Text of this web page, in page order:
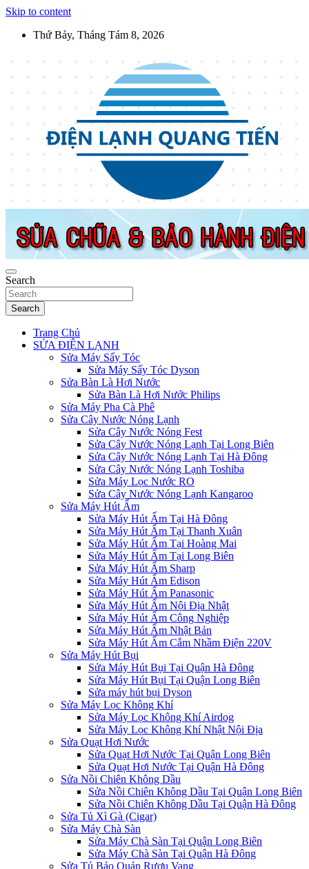
Skip to content
Thứ Bảy, Tháng Tám 8, 2026
Điện Lạnh Quang Tiến
Sửa chữa thiết bị điện lạnh, điện dân dụng, thiết bị nhà bếp tại Hà
Nội
Search
Search
Trang Chủ
SỬA ĐIỆN LẠNH
Sửa Máy Sấy Tóc
Sửa Máy Sấy Tóc Dyson
Sửa Bàn Là Hơi Nước
Sửa Bàn Là Hơi Nước Philips
Sửa Máy Pha Cà Phê
Sửa Cây Nước Nóng Lạnh
Sửa Cây Nước Nóng Fest
Sửa Cây Nước Nóng Lạnh Tại Long Biên
Sửa Cây Nước Nóng Lạnh Tại Hà Đông
Sửa Cây Nước Nóng Lạnh Toshiba
Sửa Máy Lọc Nước RO
Sửa Cây Nước Nóng Lạnh Kangaroo
Sửa Máy Hút Ẩm
Sửa Máy Hút Ẩm Tại Hà Đông
Sửa Máy Hút Ẩm Tại Thanh Xuân
Sửa Máy Hút Ẩm Tại Hoàng Mai
Sửa Máy Hút Ẩm Tại Long Biên
Sửa Máy Hút Ẩm Sharp
Sửa Máy Hút Ẩm Edison
Sửa Máy Hút Ẩm Panasonic
Sửa Máy Hút Ẩm Nội Địa Nhật
Sửa Máy Hút Ẩm Công Nghiệp
Sửa Máy Hút Ẩm Nhật Bản
Sửa Máy Hút Ẩm Cắm Nhầm Điện 220V
Sửa Máy Hút Bụi
Sửa Máy Hút Bụi Tại Quận Hà Đông
Sửa Máy Hút Bụi Tại Quận Long Biên
Sửa máy hút bụi Dyson
Sửa Máy Lọc Không Khí
Sửa Máy Lọc Không Khí Airdog
Sửa Máy Lọc Không Khí Nhật Nội Địa
Sửa Quạt Hơi Nước
Sửa Quạt Hơi Nước Tại Quận Long Biên
Sửa Quạt Hơi Nước Tại Quận Hà Đông
Sửa Nồi Chiên Không Dầu
Sửa Nồi Chiên Không Dầu Tại Quận Long Biên
Sửa Nồi Chiên Không Dầu Tại Quận Hà Đông
Sửa Tủ Xì Gà (Cigar)
Sửa Máy Chà Sàn
Sửa Máy Chà Sàn Tại Quận Long Biên
Sửa Máy Chà Sàn Tại Quận Hà Đông
Sửa Tủ Bảo Quản Rượu Vang